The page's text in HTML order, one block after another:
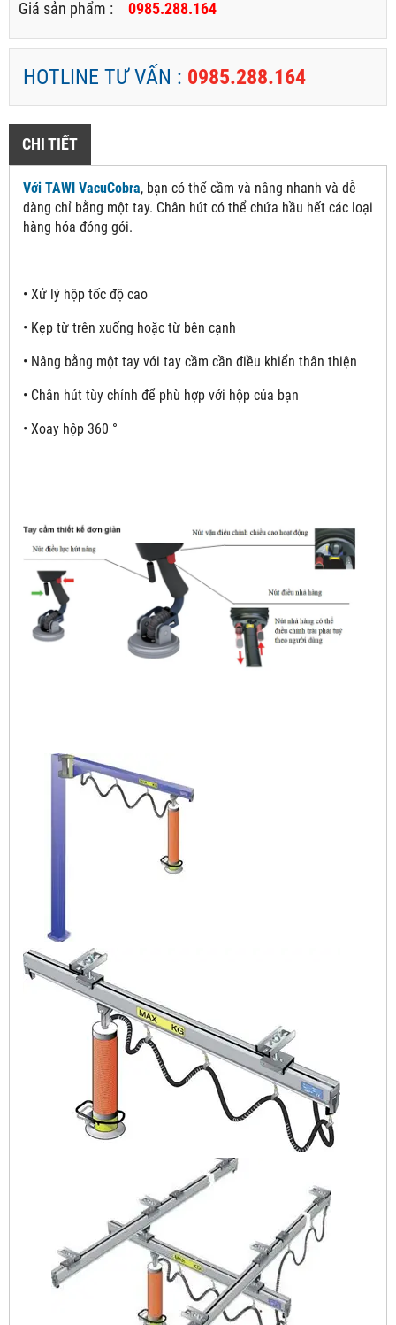
Giá sản phẩm : 0985.288.164
HOTLINE TƯ VẤN : 0985.288.164
CHI TIẾT
Với TAWI VacuCobra, bạn có thể cầm và nâng nhanh và dễ
dàng chỉ bằng một tay. Chân hút có thể chứa hầu hết các loại
hàng hóa đóng gói.
• Xử lý hộp tốc độ cao
• Kẹp từ trên xuống hoặc từ bên cạnh
• Nâng bằng một tay với tay cầm cần điều khiển thân thiện
• Chân hút tùy chỉnh để phù hợp với hộp của bạn
• Xoay hộp 360 °